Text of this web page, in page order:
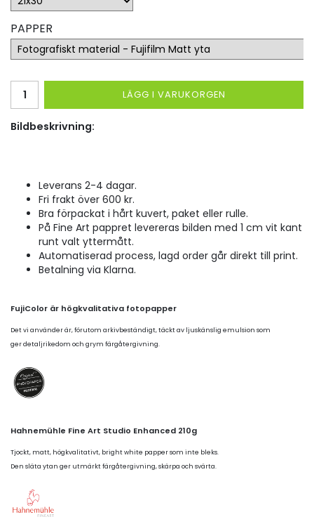
PAPPER
LÄGG I VARUKORGEN
Bildbeskrivning:
Leverans 2-4 dagar.
Fri frakt över 600 kr.
Bra förpackat i hårt kuvert, paket eller rulle.
På Fine Art pappret levereras bilden med 1 cm vit kant
runt valt yttermått.
Automatiserad process, lagd order går direkt till print.
Betalning via Klarna.
FujiColor är högkvalitativa fotopapper
Det vi använder är, förutom arkivbeständigt, täckt av ljuskänslig emulsion som
ger detaljrikedom och grym färgåtergivning.
Hahnemühle Fine Art Studio Enhanced 210g
Tjockt, matt, högkvalitativt, bright white papper som inte bleks.
Den släta ytan ger utmärkt färgåtergivning, skärpa och svärta.